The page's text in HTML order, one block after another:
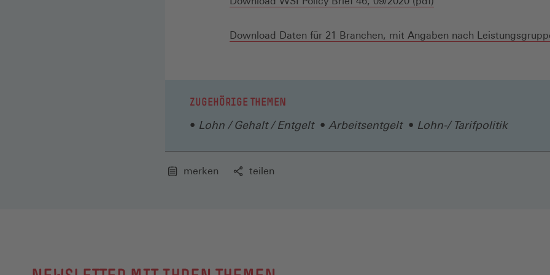
einem
Download Daten für 21 Branchen, mit Angaben nach
ZUGEHÖRIGE THEMEN
Lohn / Gehalt / Entgelt Arbeitsentgelt Lohn-/ Tarifpolitik
merken teilen